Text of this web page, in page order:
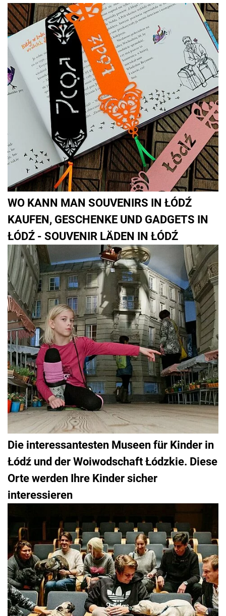
WO KANN MAN SOUVENIRS IN ŁÓDŹ
KAUFEN, GESCHENKE UND GADGETS IN
ŁÓDŹ - SOUVENIR LÄDEN IN ŁÓDŹ
Die interessantesten Museen für Kinder in
Łódź und der Woiwodschaft Łódzkie. Diese
Orte werden Ihre Kinder sicher
interessieren